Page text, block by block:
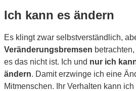
Ich kann es ändern
Es klingt zwar selbstverständlich,
Veränderungsbremsen
es das nicht ist. Ich und nur ich
ändern. Damit erzwinge ich eine
Mitmenschen. Ihr Verhalten kann